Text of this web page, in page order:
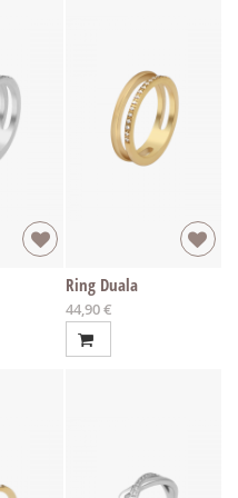
Ring Duala
Ab
44,90 €